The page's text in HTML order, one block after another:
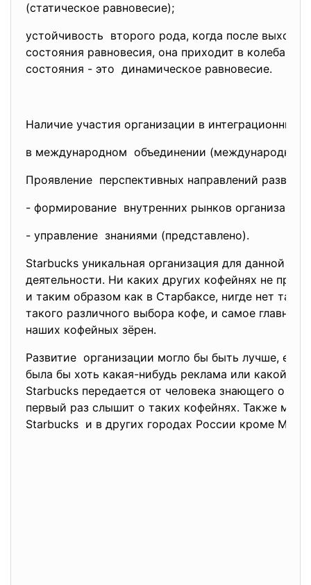
(статическое равновесие);
устойчивость второго рода, когда после выхода
состояния равновесия, она приходит в колебания
состояния - это динамическое равновесие.
Наличие участия организации в интеграционных
в международном объединении (международная
Проявление перспективных направлений
- формирование внутренних рынков организации
- управление знаниями (представлено).
Starbucks уникальная организация для данной
деятельности. Ни каких других кофейнях не
и таким образом как в Старбаксе, нигде нет
такого различного выбора кофе, и самое
наших кофейных зёрен.
Развитие организации могло бы быть лучше,
была бы хоть какая-нибудь реклама или какой -
Starbucks передается от человека знающего о
первый раз слышит о таких кофейнях. Также
Starbucks и в других городах России кроме